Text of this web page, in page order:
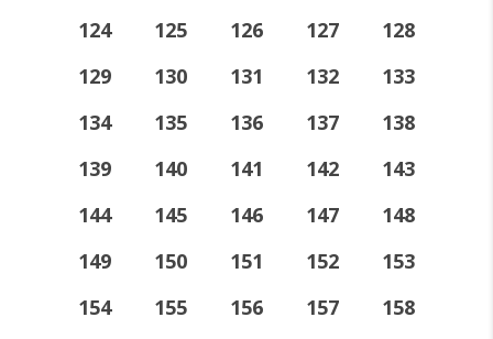
124
125 126 127
128
129
130 131 132
133
134
135 136 137
138
139
140 141 142
143
144
145 146 147
148
149
150 151 152
153
154
155 156 157
158